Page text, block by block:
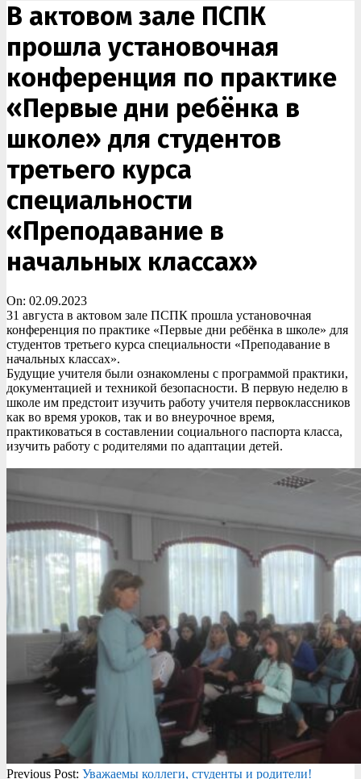
В актовом зале ПСПК
прошла установочная
конференция по практике
«Первые дни ребëнка в
школе» для студентов
третьего курса
специальности
«Преподавание в
начальных классах»
On: 02.09.2023
31 августа в актовом зале ПСПК прошла установочная
конференция по практике «Первые дни ребëнка в школе» для
студентов третьего курса специальности «Преподавание в
начальных классах».
Будущие учителя были ознакомлены с программой практики,
документацией и техникой безопасности. В первую неделю в
школе им предстоит изучить работу учителя первоклассников
как во время уроков, так и во внеурочное время,
практиковаться в составлении социального паспорта класса,
изучить работу с родителями по адаптации детей.
2023-
Previous Post: Уважаемы коллеги, студенты и родители!